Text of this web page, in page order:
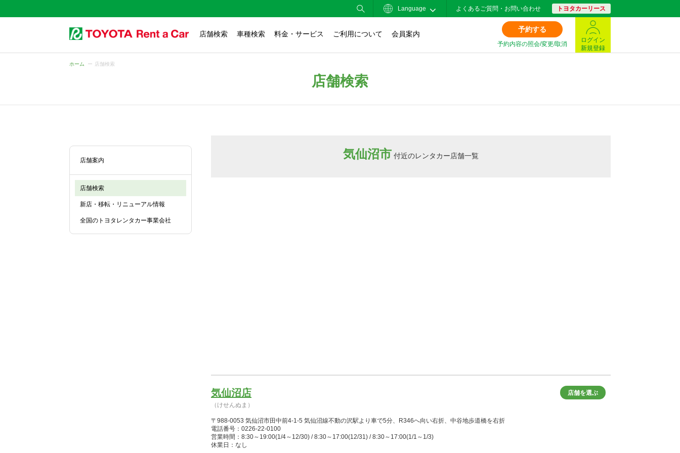
Language よくあるご質問・お問い合わせ トヨタカーリース
店舗検索 車種検索 料金・サービス ご利用について 会員案内
予約する
予約内容の照会/変更/取消
ログイン
新規登録
ホーム 店舗検索
店舗検索
店舗案内
店舗検索
新店・移転・リニューアル情報
全国のトヨタレンタカー事業会社
気仙沼市 付近のレンタカー店舗一覧
気仙沼店
（けせんぬま）
店舗を選ぶ
〒988-0053 気仙沼市田中前4-1-5 気仙沼線不動の沢駅より車で5分、R346へ向い右折、中谷地歩道橋を右折
電話番号：0226-22-0100
営業時間：8:30～19:00(1/4～12/30) / 8:30～17:00(12/31) / 8:30～17:00(1/1～1/3)
休業日：なし